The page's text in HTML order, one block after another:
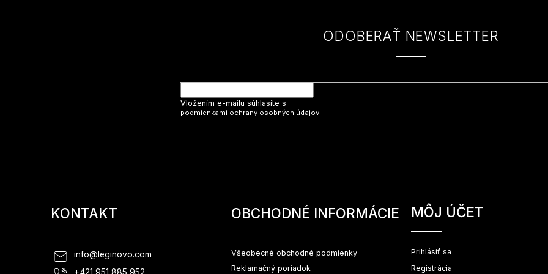
ODOBERAŤ NEWSLETTER
Vložením e-mailu súhlasíte s
podmienkami ochrany osobných údajov
KONTAKT
info@ leginovo.com
+421 951 885 952
OBCHODNÉ INFORMÁCIE
Všeobecné obchodné podmienky
Reklamačný poriadok
MÔJ ÚČET
Prihlásiť sa
Registrácia